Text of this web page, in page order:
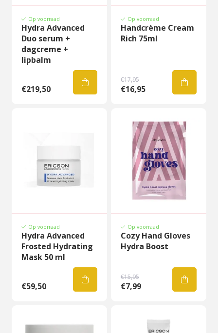
Op voorraad
Hydra Advanced
Duo serum +
dagcreme +
lipbalm
€219,50
Op voorraad
Handcrème Cream
Rich 75ml
€17,95
€16,95
Op voorraad
Hydra Advanced
Frosted Hydrating
Mask 50 ml
€59,50
Op voorraad
Cozy Hand Gloves
Hydra Boost
€15,95
€7,99